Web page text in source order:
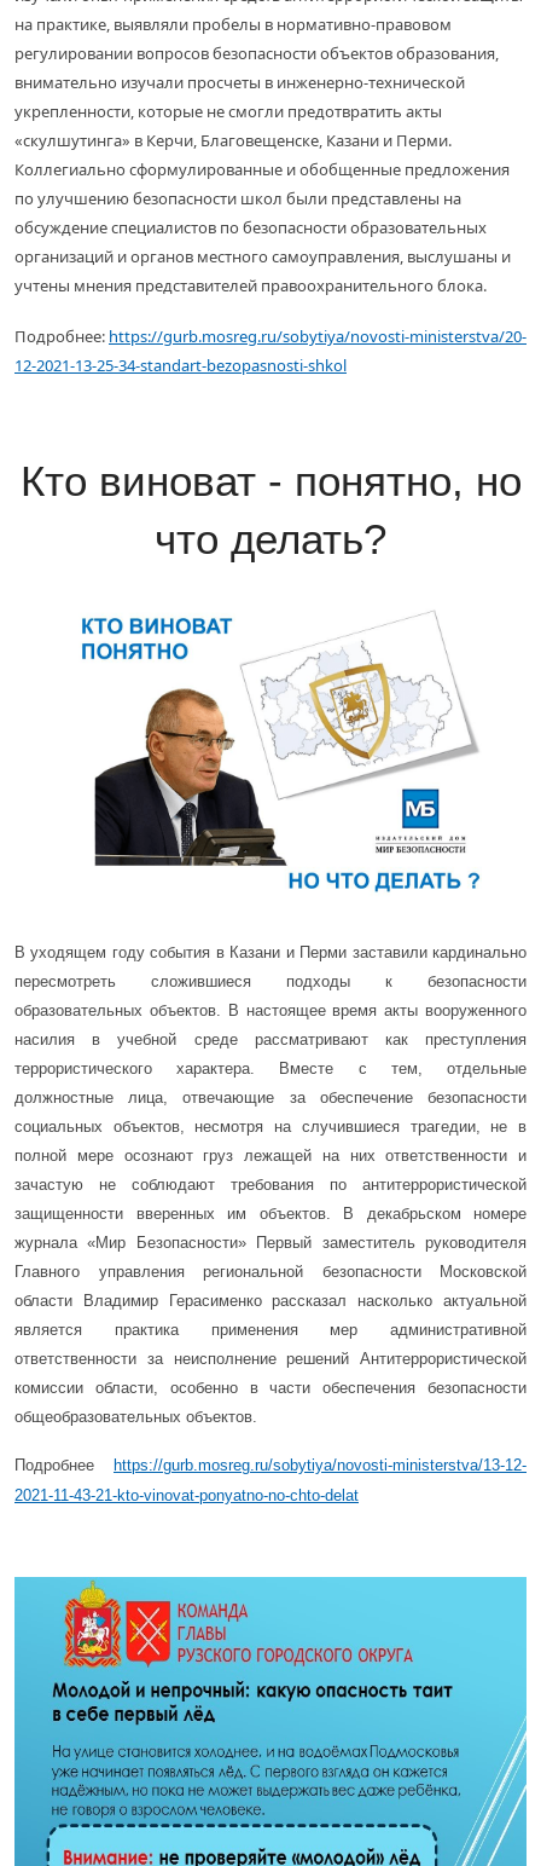
на практике, выявляли пробелы в нормативно-правовом
регулировании вопросов безопасности объектов образования,
внимательно изучали просчеты в инженерно-технической
укрепленности, которые не смогли предотвратить акты
«скулшутинга» в Керчи, Благовещенске, Казани и Перми.
Коллегиально сформулированные и обобщенные предложения
по улучшению безопасности школ были представлены на
обсуждение специалистов по безопасности образовательных
организаций и органов местного самоуправления, выслушаны и
учтены мнения представителей правоохранительного блока.
Подробнее: https://gurb.mosreg.ru/sobytiya/novosti-ministerstva/20-
12-2021-13-25-34-standart-bezopasnosti-shkol
Кто виноват - понятно, но
что делать?
В уходящем году события в Казани и Перми заставили кардинально
пересмотреть сложившиеся подходы к безопасности
образовательных объектов. В настоящее время акты вооруженного
насилия в учебной среде рассматривают как преступления
террористического характера. Вместе с тем, отдельные
должностные лица, отвечающие за обеспечение безопасности
социальных объектов, несмотря на случившиеся трагедии, не в
полной мере осознают груз лежащей на них ответственности и
зачастую не соблюдают требования по антитеррористической
защищенности вверенных им объектов. В декабрьском номере
журнала «Мир Безопасности» Первый заместитель руководителя
Главного управления региональной безопасности Московской
области Владимир Герасименко рассказал насколько актуальной
является практика применения мер административной
ответственности за неисполнение решений Антитеррористической
комиссии области, особенно в части обеспечения безопасности
общеобразовательных объектов.
Подробнее
https://gurb.mosreg.ru/sobytiya/novosti-ministerstva/13-12-
2021-11-43-21-kto-vinovat-ponyatno-no-chto-delat